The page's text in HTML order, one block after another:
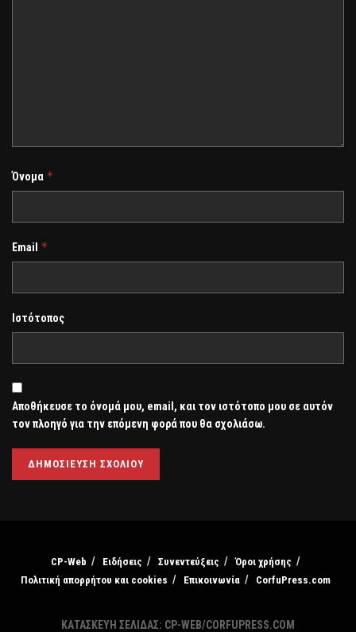
Όνομα *
Email *
Ιστότοπος
Αποθήκευσε το όνομά μου, email, και τον ιστότοπο μου σε αυτόν
τον πλοηγό για την επόμενη φορά που θα σχολιάσω.
CP-Web Ειδήσεις Συνεντεύξεις
Όροι χρήσης
Πολιτική απορρήτου και cookies
Επικοινωνία CorfuPress.com
ΚΑΤΑΣΚΕΥΗ ΣΕΛΙΔΑΣ: CP-WEB/CORFUPRESS.COM